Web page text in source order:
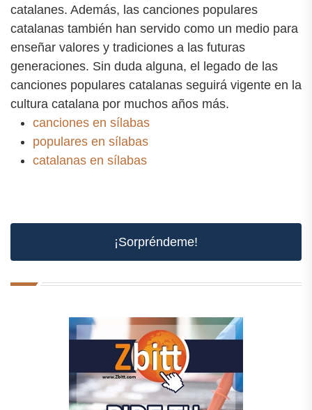
catalanes. Además, las canciones populares
catalanas también han servido como un medio para
enseñar valores y tradiciones a las futuras
generaciones. Sin duda alguna, el legado de las
canciones populares catalanas seguirá vigente en la
cultura catalana por muchos años más.
canciones en sílabas
populares en sílabas
catalanas en sílabas
¡Sorpréndeme!